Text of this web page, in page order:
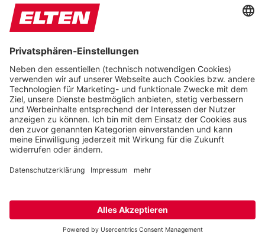
FARBEN UMKEHREN
GRAUSTUFEN SÄTTIGUNG
Orientierung